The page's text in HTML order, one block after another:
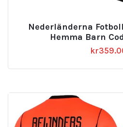
Nederländerna
Hemma Barn
kr